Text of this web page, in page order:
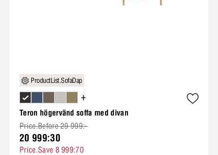
ProductList.SofaDap
+
Teron högervänd soffa med divan
Price.Before 29 999:-
20 999:30
Price.Save 8 999:70